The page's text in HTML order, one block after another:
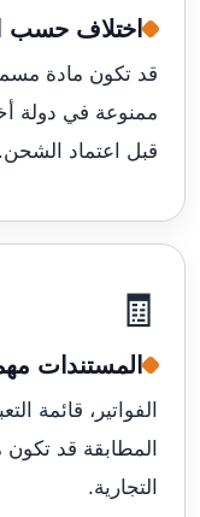
اختلاف حسب
قد تكون مادة
ممنوعة في دولة
قبل اعتماد الشحن.
🧾
المستندات
الفواتير، قائمة
المطابقة قد
التجارية.